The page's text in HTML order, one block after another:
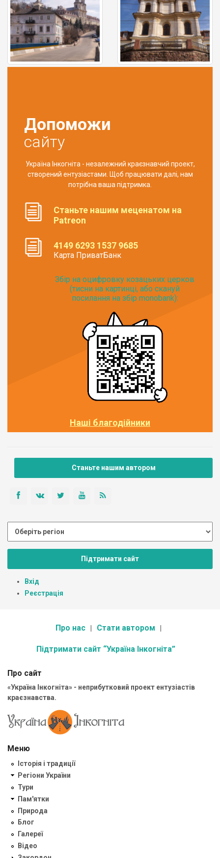
Допоможи
сайту
Україна Інкогніта - незалежний краєзнавчий проект,
створений ентузіастами. Щоб працювати далі, нам
потрібна ваша підтримка.
Станьте нашим меценатом на
Patreon
4149 6293 1537 9685
Карта ПриватБанк
Збір на оцифровку козацьких церков
(тисни на картинці, або скануй
посилання на збір monobank):
Наші благодійники
Станьте нашим автором
Підтримати сайт
Вхід
Реєстрація
Про нас Стати автором
Підтримати сайт “Україна Інкогніта”
Про сайт
«Україна Інкогніта» - неприбутковий проект ентузіастів
краєзнавства.
Меню
Історія і традиції
Регіони України
Тури
Пам'ятки
Природа
Блог
Галереї
Відео